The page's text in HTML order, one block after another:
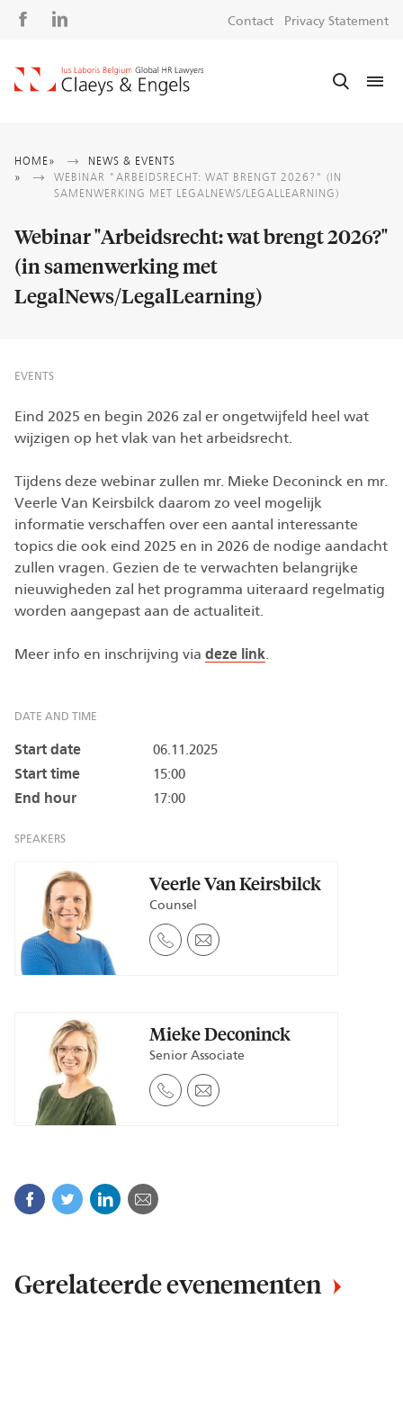
Social
Contact Privacy Statement
Breadcrumb
HOME
NEWS & EVENTS
WEBINAR "ARBEIDSRECHT: WAT BRENGT 2026?" (IN
SAMENWERKING MET LEGALNEWS/LEGALLEARNING)
Webinar "Arbeidsrecht: wat brengt 2026?"
(in samenwerking met
LegalNews/LegalLearning)
EVENTS
Eind 2025 en begin 2026 zal er ongetwijfeld heel wat
wijzigen op het vlak van het arbeidsrecht.
Tijdens deze webinar zullen mr. Mieke Deconinck en mr.
Veerle Van Keirsbilck daarom zo veel mogelijk
informatie verschaffen over een aantal interessante
topics die ook eind 2025 en in 2026 de nodige aandacht
zullen vragen. Gezien de te verwachten belangrijke
nieuwigheden zal het programma uiteraard regelmatig
worden aangepast aan de actualiteit.
Meer info en inschrijving via deze link
Gerelateerde evenementen
DATE AND TIME
Start date 06.11.2025
Start time 15:00
End hour 17:00
SPEAKERS
Veerle Van Keirsbilck
Counsel
Mieke Deconinck
Senior Associate
Facebook
TwitterLinkedin
Mail